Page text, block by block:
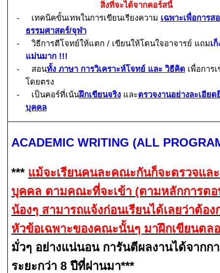
สิ่งที่จะได้จากคอร์สนี้
-
เทคนิคขั้นเทพในการเขียนเรียงความ เฉพาะเพื่อการส
ธรรมศาสตร์/จุฬา
-
วิธีการตีโจทย์ให้แตก / เขียนให้โดนใจอาจารย์ แถมเ
แม่นมาก !!!
-
สอนทั้ง ภาษา การวิเคราะห์โจทย์ และ วิธีคิดเพื่อการ
โดยตรง
-
เป็นคอร์ที่เน้นฝึกเขียนจริงและตรวจงานอย่างละเอียด
บุคคล
ACADEMIC WRITING (ALL
*** แม้จะเรียนคนละคณะกันก็จะตรวจแล
บุคคล ตามคณะที่จะเข้า (ตามหลักการต
น้องๆ สามารถแจ้งก่อนเรียนได้เลยว่าต้อ
หัวข้อเฉพาะของคณะนั้นๆ มาฝึกเขียนตล
มั่วๆ อย่างแน่นอน การันตีผลงานได้จาก
ระยะกว่า8ปีที่ผ่านมา***